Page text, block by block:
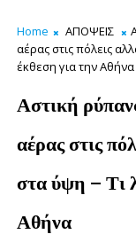
Home ΑΠΟΨΕΙΣ
αέρας στις πόλεις
έκθεση για την Αθήνα
Αστική
αέρας στις
στα ύψη – Τι
Αθήνα